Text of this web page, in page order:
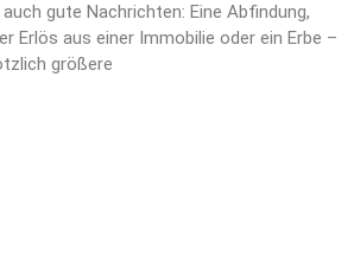
gute Nachrichten: Eine Abfindung,
Erlös aus einer Immobilie oder ein Erbe –
größere